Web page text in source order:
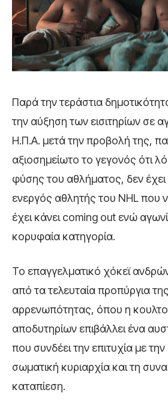
Παρά την τεράστια
την αύξηση των εισιτηρίων σε
Η.Π.Α. μετά την προβολή της,
αξιοσημείωτο το γεγονός ότι
φύσης του αθλήματος, δεν
ενεργός αθλητής του NHL που
έχει κάνει coming out ενώ
κορυφαία κατηγορία.
Το επαγγελματικό χόκεϊ
από τα τελευταία προπύργια
αρρενωπότητας, όπου η
αποδυτηρίων επιβάλλει ένα
που συνδέει την επιτυχία με την
σωματική κυριαρχία και τη
καταπίεση.